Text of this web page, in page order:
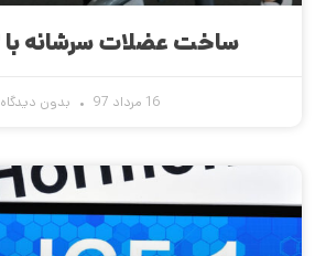
ساخت عضلات سرشانه با ۳ حرکت
16 مرداد 97 بدون دیدگاه